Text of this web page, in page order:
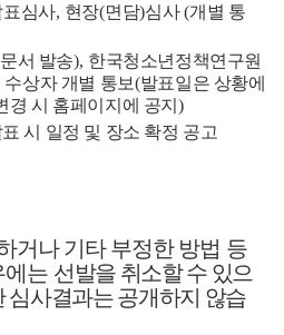
표심사, 현장(면담)심사(개별 통
서 발송), 한국청소년정책연구원
상자 개별 통보(발표일은 상황에
경 시 홈페이지에 공지 )
시 일정 및 장소 확정 공고
거나 기타 부정한 방법 등
에는 선발을 취소할 수 있으
심사결과는 공개하지 않습